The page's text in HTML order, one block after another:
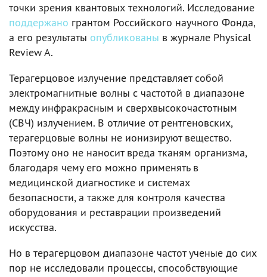
точки зрения квантовых технологий. Исследование
поддержано грантом Российского научного Фонда,
а его результаты опубликованы в журнале Physical
Review A.
Терагерцовое излучение представляет собой
электромагнитные волны с частотой в диапазоне
между инфракрасным и сверхвысокочастотным
(СВЧ) излучением. В отличие от рентгеновских,
терагерцовые волны не ионизируют вещество.
Поэтому оно не наносит вреда тканям организма,
благодаря чему его можно применять в
медицинской диагностике и системах
безопасности, а также для контроля качества
оборудования и реставрации произведений
искусства.
Но в терагерцовом диапазоне частот ученые до сих
пор не исследовали процессы, способствующие